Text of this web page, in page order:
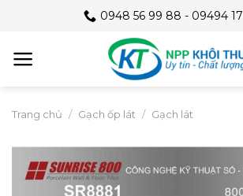
content
0948 56 99 88 - 09494
Trang chủ / Gạch ốp lát / Gạch lát